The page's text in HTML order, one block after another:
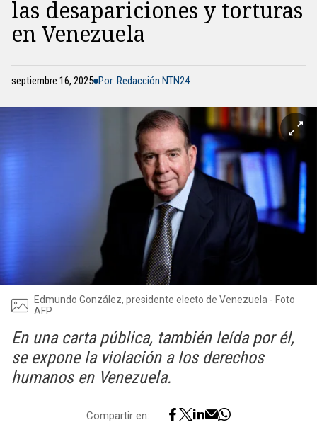
las desapariciones y torturas
en Venezuela
septiembre 16, 2025 Por: Redacción NTN24
Edmundo González, presidente electo de Venezuela - Foto
AFP
En una carta pública, también leída por él,
se expone la violación a los derechos
humanos en Venezuela.
Compartir en: